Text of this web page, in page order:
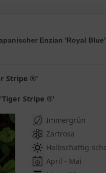
Blue' im Überblick
Blue' am richtigen
Japanischen Enzian 'Royal
von Gentiana makinoi
'Royal Blue' im Beet
Enzian 'Royal
Stripe ®'
Stripe ®'
Immergrün
Zartrosa
Halbschattig-
April - Mai